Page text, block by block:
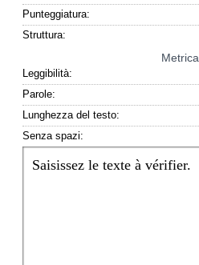
Punteggiatura:
Struttura:
Metrica
Leggibilità:
Parole:
Lunghezza del testo:
Senza spazi:
Saisissez le texte à vérifier.